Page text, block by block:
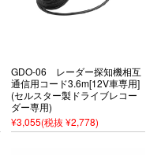
GDO-06 レーダー探知機相互
通信用コード3.6m[12V車専用]
(セルスター製ドライブレコー
ダー専用)
¥3,055(税抜 ¥2,778)